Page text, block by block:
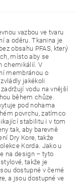
vazbou ve tvaru
a oděru. Tkanina je
obsahu PFAS, který
místo aby se
chemikálií. V
membránou o
jakékoli
vodu na vnější
během chůze.
pod nohama
povrchu, zatímco
stabilitu i v tom
tak, aby barevně
Dry Kore, takže
Korda. Jako u
na design – tyto
takže je
dostupné v černé
a jsou dostupné ve